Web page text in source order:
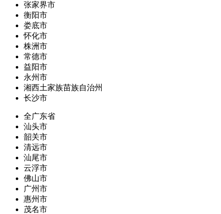
张家界市
衡阳市
娄底市
怀化市
株洲市
常德市
益阳市
永州市
湘西土家族苗族自治州
长沙市
全广东省
汕头市
韶关市
清远市
汕尾市
云浮市
佛山市
广州市
惠州市
茂名市